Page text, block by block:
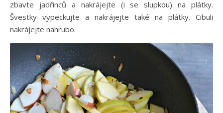
zbavte jadřinců a nakrájejte (i se slupkou) na plátky.
Švestky vypeckujte a nakrájejte také na plátky. Cibuli
nakrájejte nahrubo.